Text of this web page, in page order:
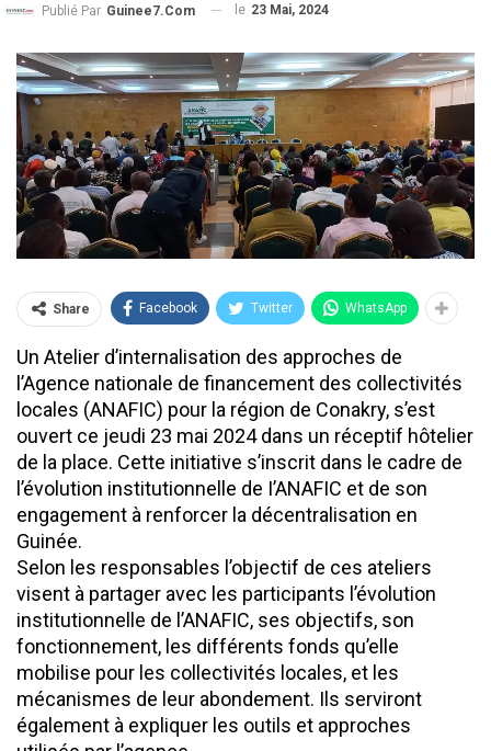
Publié Par Guinee7.com le 23 Mai, 2024
Share Facebook Twitter WhatsApp
Un Atelier d’internalisation des approches de
l’Agence nationale de financement des collectivités
locales (ANAFIC) pour la région de Conakry, s’est
ouvert ce jeudi 23 mai 2024 dans un réceptif hôtelier
de la place. Cette initiative s’inscrit dans le cadre de
l’évolution institutionnelle de I’ANAFIC et de son
engagement à renforcer la décentralisation en
Guinée.
Selon les responsables l’objectif de ces ateliers
visent à partager avec les participants l’évolution
institutionnelle de l’ANAFIC, ses objectifs, son
fonctionnement, les différents fonds qu’elle
mobilise pour les collectivités locales, et les
mécanismes de leur abondement. Ils serviront
également à expliquer les outils et approches